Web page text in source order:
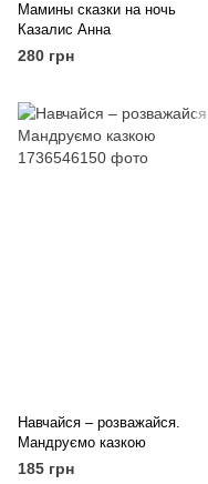
Мамины сказки на ночь
Казалис Анна
280 грн
Навчайся – розважайся.
Мандруємо казкою
185 грн